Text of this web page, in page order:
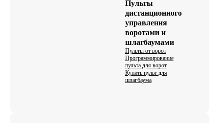
Пульты
дистанционного
управления
воротами и
шлагбаумами
Пульты от ворот
Программирование
пульта для ворот
Купить пульт для
шлагбаума